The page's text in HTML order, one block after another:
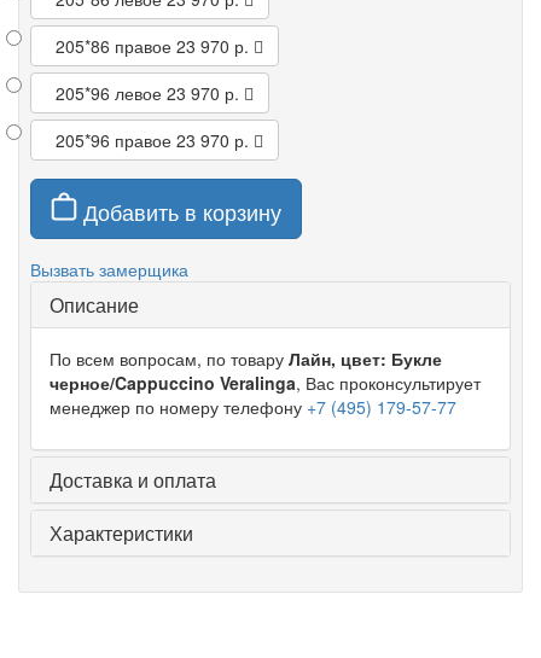
205*86 правое 23 970 р.
205*96 левое 23 970 р.
205*96 правое 23 970 р.
Добавить в корзину
Вызвать замерщика
Описание
По всем вопросам, по товару Лайн, цвет: Букле
черное/Cappuccino Veralinga, Вас проконсультирует
менеджер по номеру телефону +7 (495) 179-57-77
Доставка и оплата
Характеристики